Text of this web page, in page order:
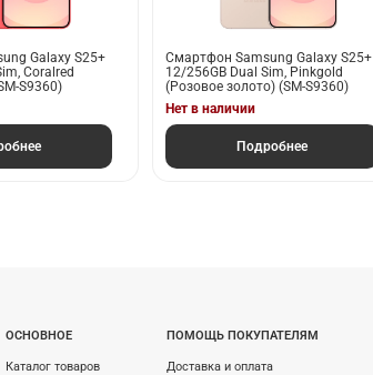
Galaxy S25+
Coralred
S9360)
Смартфон Samsung Galaxy S25+
12/256GB Dual Sim, Pinkgold
(Розовое золото) (SM-S9360)
Нет в наличии
Подробнее
ОСНОВНОЕ
Каталог товаров
ПОМОЩЬ ПОКУПАТЕЛЯМ
Доставка и оплата